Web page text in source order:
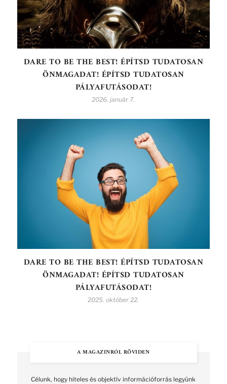
DARE TO BE THE BEST! ÉPÍTSD TUDATOSAN
ÖNMAGADAT! ÉPÍTSD TUDATOSAN
PÁLYAFUTÁSODAT!
2026. január 7.
DARE TO BE THE BEST! ÉPÍTSD TUDATOSAN
ÖNMAGADAT! ÉPÍTSD TUDATOSAN
PÁLYAFUTÁSODAT!
2025. október 22.
A MAGAZINRÓL RÖVIDEN
Célunk, hogy hiteles és objektív információforrás legyünk